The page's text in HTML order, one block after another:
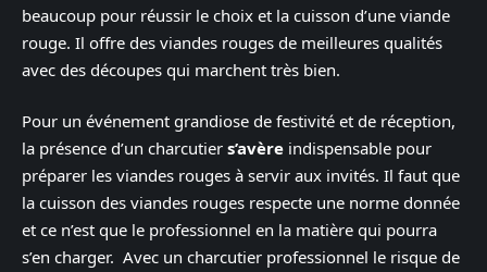
beaucoup pour réussir le choix et la cuisson d’une viande
rouge. Il offre des viandes rouges de meilleures qualités
avec des découpes qui marchent très bien.
Pour un événement grandiose de festivité et de réception,
la présence d’un charcutier s’avère indispensable pour
préparer les viandes rouges à servir aux invités. Il faut que
la cuisson des viandes rouges respecte une norme donnée
et ce n’est que le professionnel en la matière qui pourra
s’en charger. Avec un charcutier professionnel le risque de